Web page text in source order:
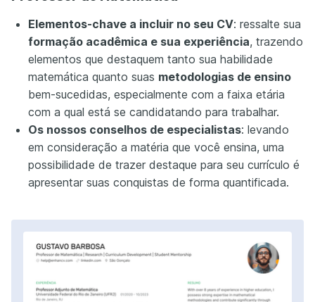
Elementos-chave a incluir no seu CV: ressalte sua
formação acadêmica e sua experiência, trazendo
elementos que destaquem tanto sua habilidade
matemática quanto suas metodologias de ensino
bem-sucedidas, especialmente com a faixa etária
com a qual está se candidatando para trabalhar.
Os nossos conselhos de especialistas: levando
em consideração a matéria que você ensina, uma
possibilidade de trazer destaque para seu currículo é
apresentar suas conquistas de forma quantificada.